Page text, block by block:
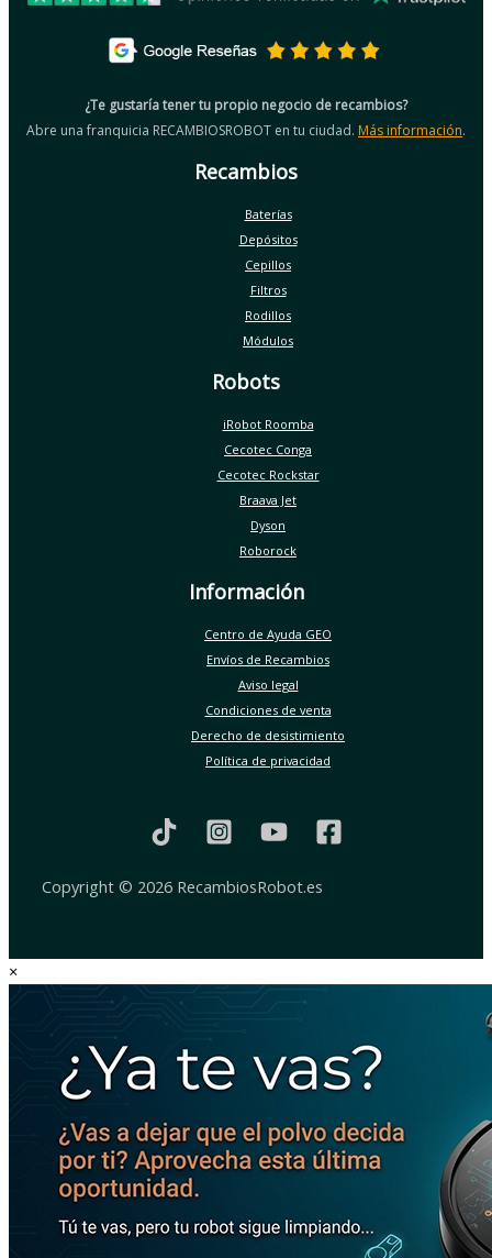
¿Te gustaría tener tu propio negocio de recambios?
Abre una franquicia RECAMBIOSROBOT en tu ciudad. Más información.
Recambios
Baterías
Depósitos
Cepillos
Filtros
Rodillos
Módulos
Robots
iRobot Roomba
Cecotec Conga
Cecotec Rockstar
Braava Jet
Dyson
Roborock
Información
Centro de Ayuda GEO
Envíos de Recambios
Aviso legal
Condiciones de venta
Derecho de desistimiento
Política de privacidad
Copyright © 2026 RecambiosRobot.es
×